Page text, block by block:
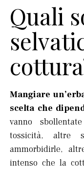
Quali
Mangiare
scelta che
vanno
tossicità, altre
ammorbidirle,
intenso che la